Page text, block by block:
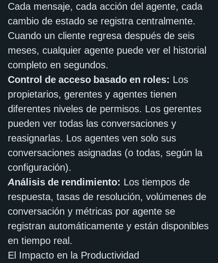
Cada mensaje, cada acción del agente, cada
cambio de estado se registra centralmente.
Cuando un cliente regresa después de seis
meses, cualquier agente puede ver el historial
completo en segundos.
Control de acceso basado en roles: Los
propietarios, gerentes y agentes tienen
diferentes niveles de permisos. Los gerentes
pueden ver todas las conversaciones y
reasignarlas. Los agentes ven solo sus
conversaciones asignadas (o todas, según la
configuración).
Análisis de rendimiento: Los tiempos de
respuesta, tasas de resolución, volúmenes de
conversación y métricas por agente se
registran automáticamente y están disponibles
en tiempo real.
El Impacto en la Productividad